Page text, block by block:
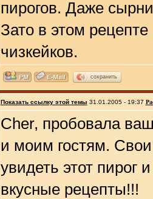
пирогов. Даже
Зато в этом
чизкейков.
сохранить
Показать ссылку этой темы 31.01.2005 - 19:37
Cher, пробовала
и моим гостям.
увидеть этот пирог
вкусные рецепты!!!